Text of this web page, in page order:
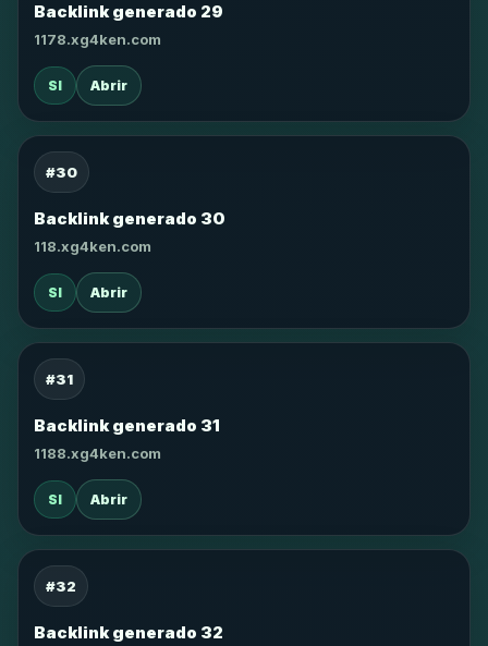
Backlink generado 29
1178.xg4ken.com
SI Abrir
#30
Backlink generado 30
118.xg4ken.com
SI Abrir
#31
Backlink generado 31
1188.xg4ken.com
SI Abrir
#32
Backlink generado 32